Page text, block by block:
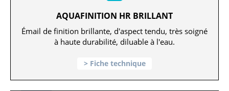
AQUAFINITION HR BRILLANT
Émail de finition brillante, d'aspect tendu, très soigné
à haute durabilité, diluable à l'eau.
Fiche technique